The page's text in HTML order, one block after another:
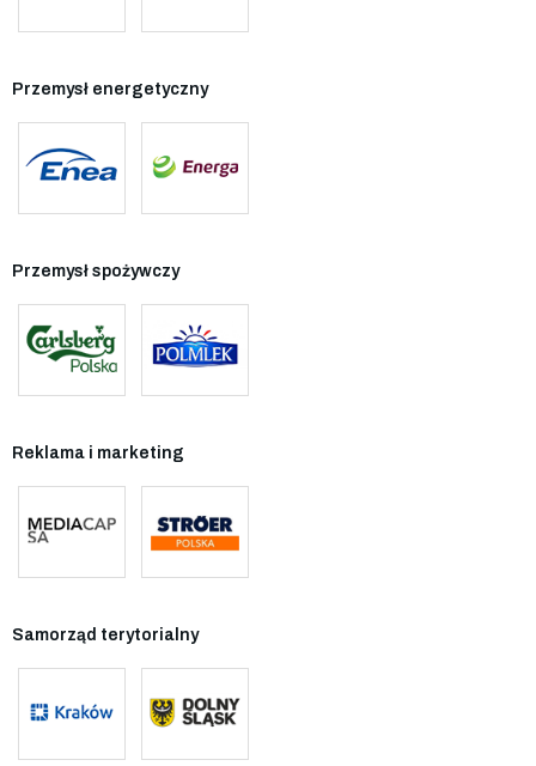
Przemysł energetyczny
Przemysł spożywczy
Reklama i marketing
Samorząd terytorialny